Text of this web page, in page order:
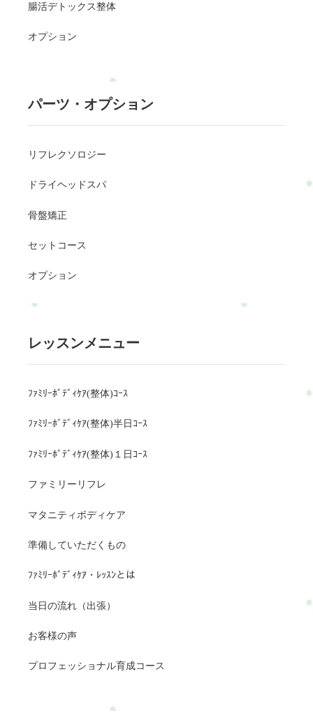
腸活デトックス整体
オプション
パーツ・オプション
リフレクソロジー
ドライヘッドスパ
骨盤矯正
セットコース
オプション
レッスンメニュー
ﾌｧﾐﾘｰﾎﾞﾃﾞｨｹｱ(整体)ｺｰｽ
ﾌｧﾐﾘｰﾎﾞﾃﾞｨｹｱ(整体)半日ｺｰｽ
ﾌｧﾐﾘｰﾎﾞﾃﾞｨｹｱ(整体)１日ｺｰｽ
ファミリーリフレ
マタニティボディケア
準備していただくもの
ﾌｧﾐﾘｰﾎﾞﾃﾞｨｹｱ・ﾚｯｽﾝとは
当日の流れ（出張）
お客様の声
プロフェッショナル育成コース